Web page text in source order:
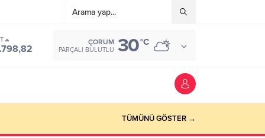
ÇORUM
PARÇALI BULUTLU 30°C
TÜMÜNÜ GÖSTER →